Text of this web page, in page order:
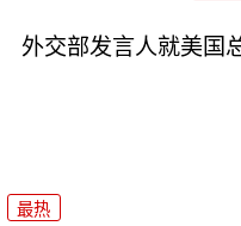
外交部发言人就美国
最热